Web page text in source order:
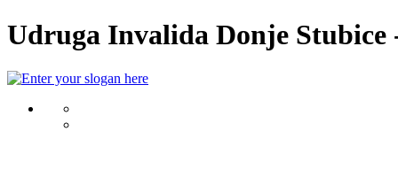
Udruga Invalida Donje Stubice